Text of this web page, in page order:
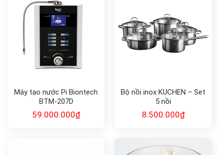
Máy tạo nước Pi Biontech
BTM-207D
59.000.000₫
Bộ nồi inox KUCHEN – Set
5 nồi
8.500.000₫